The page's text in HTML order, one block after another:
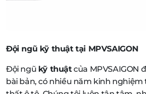
Đội ngũ kỹ thuật tại MPVSAIGON
Đội ngũ kỹ thuậtcủa MPVSAIGON
bài bản, có nhiều năm kinh